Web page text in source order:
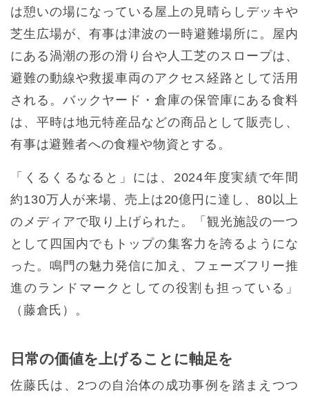
は憩いの場になっている屋上の見晴らしデッキや
芝生広場が、有事は津波の一時避難場所に。屋内
にある渦潮の形の滑り台や人工芝のスロープは、
避難の動線や救援車両のアクセス経路として活用
される。バックヤード・倉庫の保管庫にある食料
は、平時は地元特産品などの商品として販売し、
有事は避難者への食糧や物資とする。
「くるくるなると」には、2024年度実績で年間
約130万人が来場、売上は20億円に達し、80以上
のメディアで取り上げられた。「観光施設の一つ
として四国内でもトップの集客力を誇るようにな
った。鳴門の魅力発信に加え、フェーズフリー推
進のランドマークとしての役割も担っている」
（藤倉氏）。
日常の価値を上げることに軸足を
佐藤氏は、2つの自治体の成功事例を踏まえつつ